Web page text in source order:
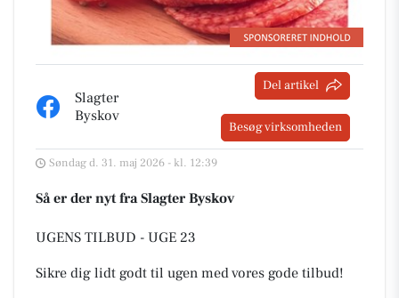
Slagter
Byskov
Del artikel
Besøg virksomheden
Søndag d. 31. maj 2026 - kl. 12:39
Så er der nyt fra Slagter Byskov
UGENS TILBUD - UGE 23
Sikre dig lidt godt til ugen med vores gode tilbud!